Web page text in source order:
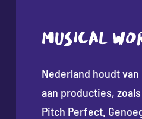
MUSICAL
Nederland houdt
aan producties, zoals
Pitch Perfect.